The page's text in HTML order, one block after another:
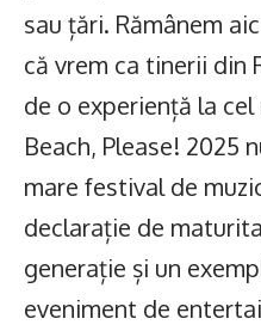
sau țări. Rămânem
că vrem ca tinerii din
de o experiență la
Beach, Please! 2025
mare festival de
declarație de
generație și un
eveniment de